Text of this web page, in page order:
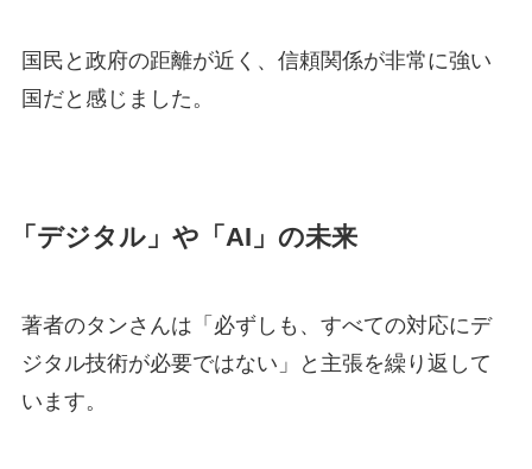
国民と政府の距離が近く、信頼関係が非常に強い
国だと感じました。
「デジタル」や「 AI」 の未来
著者のタンさんは 「必ずしも、すべての対応にデ
ジタル技術が必要ではない」
と主張を繰り返して
います。